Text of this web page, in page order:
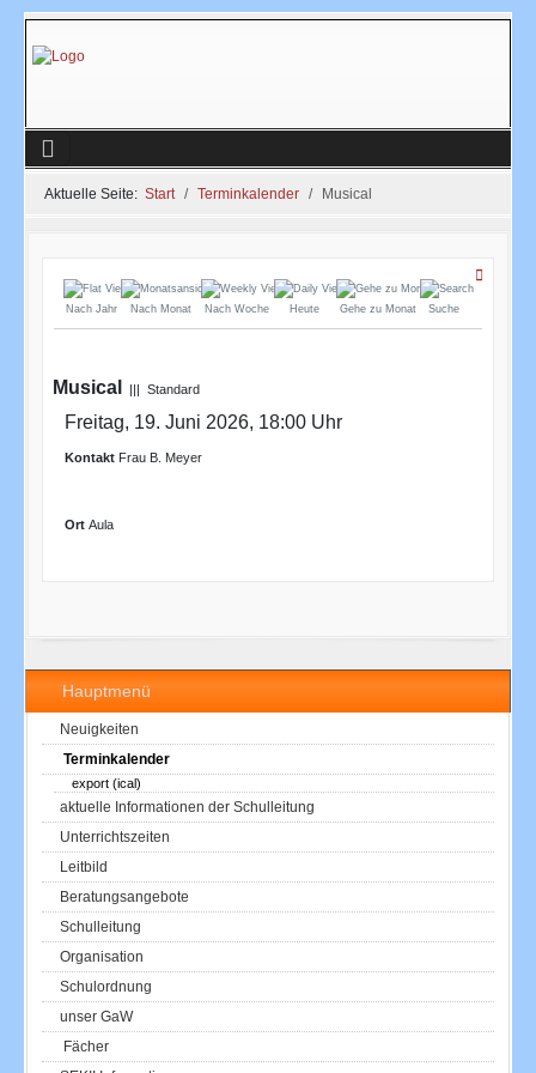
Aktuelle Seite: Start Terminkalender Musical
Hauptmenü
Neuigkeiten
Terminkalender
export (ical)
aktuelle Informationen der Schulleitung
Unterrichtszeiten
Leitbild
Beratungsangebote
Schulleitung
Organisation
Schulordnung
unser GaW
Fächer
Nach Jahr Nach Monat Nach Woche Heute Gehe zu Monat Suche
Musical ||| Standard
Freitag, 19. Juni 2026, 18:00 Uhr
Kontakt Frau B. Meyer
Ort Aula